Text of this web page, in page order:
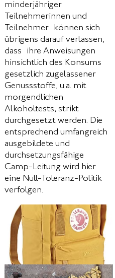
minderjähriger
Teilnehmerinnen und
Teilnehmer können sich
übrigens darauf verlassen,
dass ihre Anweisungen
hinsichtlich des Konsums
gesetzlich zugelassener
Genussstoffe, u.a. mit
morgendlichen
Alkoholtests, strikt
durchgesetzt werden. Die
entsprechend umfangreich
ausgebildete und
durchsetzungsfähige
Camp-Leitung wird hier
eine Null-Toleranz-Politik
verfolgen.